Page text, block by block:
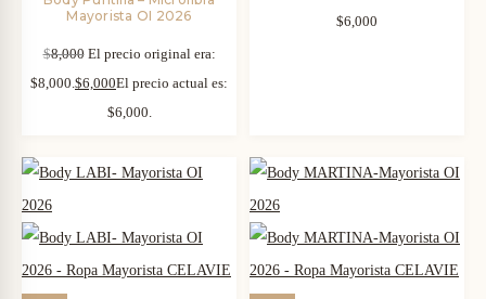
Mayorista OI 2026
$8,000 El precio original era:
$8,000. $6,000El precio actual es:
$6,000.
$6,000